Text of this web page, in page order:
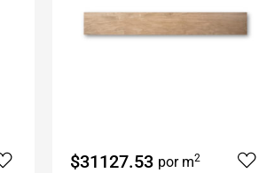
$31127.53 por m2